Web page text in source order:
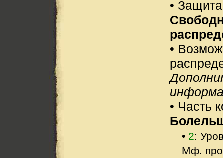
•
•
• Часть
• 2:
Мф.